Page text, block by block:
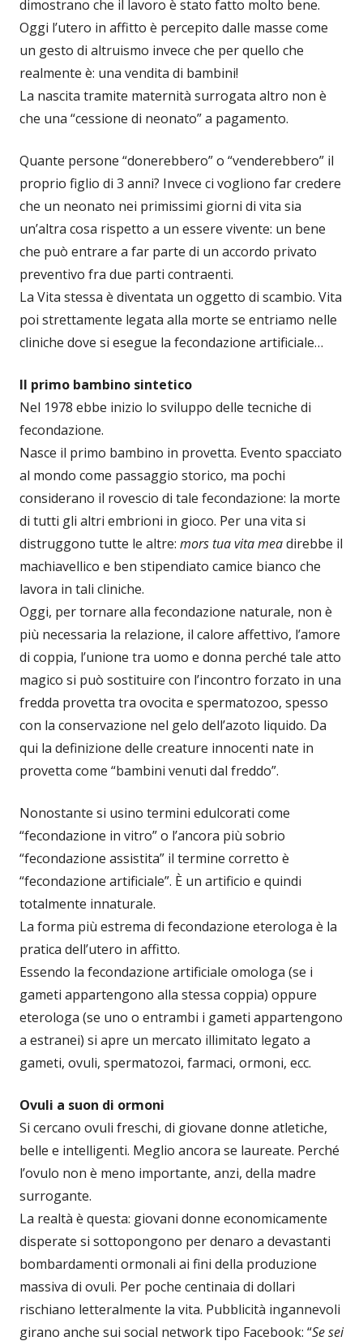
dimostrano che il lavoro è stato fatto molto bene.
Oggi l’utero in affitto è percepito dalle masse come
un gesto di altruismo invece che per quello che
realmente è: una vendita di bambini!
La nascita tramite maternità surrogata altro non è
che una “cessione di neonato” a pagamento.
Quante persone “donerebbero” o “venderebbero” il
proprio figlio di 3 anni? Invece ci vogliono far credere
che un neonato nei primissimi giorni di vita sia
un’altra cosa rispetto a un essere vivente: un bene
che può entrare a far parte di un accordo privato
preventivo fra due parti contraenti.
La Vita stessa è diventata un oggetto di scambio. Vita
poi strettamente legata alla morte se entriamo nelle
cliniche dove si esegue la fecondazione artificiale…
Il primo bambino sintetico
Nel 1978 ebbe inizio lo sviluppo delle tecniche di
fecondazione.
Nasce il primo bambino in provetta. Evento spacciato
al mondo come passaggio storico, ma pochi
considerano il rovescio di tale fecondazione: la morte
di tutti gli altri embrioni in gioco. Per una vita si
distruggono tutte le altre: mors tua vita meadirebbe il
machiavellico e ben stipendiato camice bianco che
lavora in tali cliniche.
Oggi, per tornare alla fecondazione naturale, non è
più necessaria la relazione, il calore affettivo, l’amore
di coppia, l’unione tra uomo e donna perché tale atto
magico si può sostituire con l’incontro forzato in una
fredda provetta tra ovocita e spermatozoo, spesso
con la conservazione nel gelo dell’azoto liquido. Da
qui la definizione delle creature innocenti nate in
provetta come “bambini venuti dal freddo”.
Nonostante si usino termini edulcorati come
“fecondazione in vitro” o l’ancora più sobrio
“fecondazione assistita” il termine corretto è
“fecondazione artificiale”. È un artificio e quindi
totalmente innaturale.
La forma più estrema di fecondazione eterologa è la
pratica dell’utero in affitto.
Essendo la fecondazione artificiale omologa (se i
gameti appartengono alla stessa coppia) oppure
eterologa (se uno o entrambi i gameti appartengono
a estranei) si apre un mercato illimitato legato a
gameti, ovuli, spermatozoi, farmaci, ormoni, ecc.
Ovuli a suon di ormoni
Si cercano ovuli freschi, di giovane donne atletiche,
belle e intelligenti. Meglio ancora se laureate. Perché
l’ovulo non è meno importante, anzi, della madre
surrogante.
La realtà è questa: giovani donne economicamente
disperate si sottopongono per denaro a devastanti
bombardamenti ormonali ai fini della produzione
massiva di ovuli. Per poche centinaia di dollari
rischiano letteralmente la vita. Pubblicità ingannevoli
girano anche sui social network tipo Facebook: “Se sei